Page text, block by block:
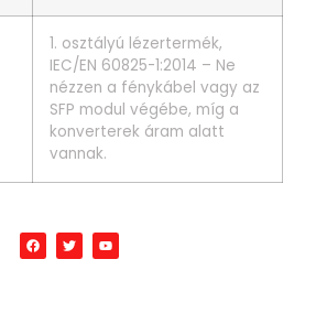
1. osztályú lézertermék,
IEC/EN 60825-1:2014 – Ne
nézzen a fénykábel vagy az
SFP modul végébe, míg a
konverterek áram alatt
vannak.